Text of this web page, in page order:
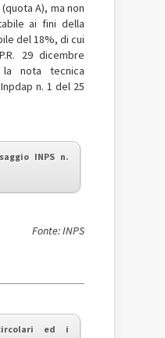
A), ma non
ai fini della
del 18%, di cui
29 dicembre
nota tecnica
n. 1 del 25
INPS n.
Fonte: INPS
ed i